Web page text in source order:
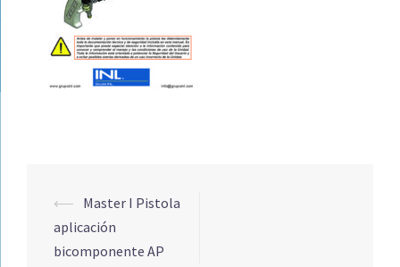
Navegación
de
entradas
⟵ Master I Pistola
aplicación
bicomponente AP